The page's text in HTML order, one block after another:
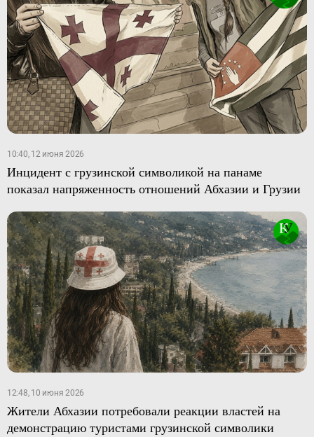
10:40, 12 июня 2026
Инцидент с грузинской символикой на панаме
показал напряженность отношений Абхазии и Грузии
12:48, 10 июня 2026
Жители Абхазии потребовали реакции властей на
демонстрацию туристами грузинской символики